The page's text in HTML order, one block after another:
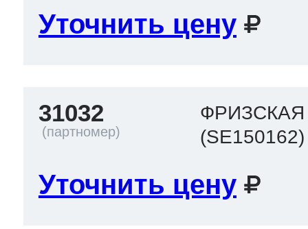
Уточнить цену
31032
(SE150162)
Уточнить цену